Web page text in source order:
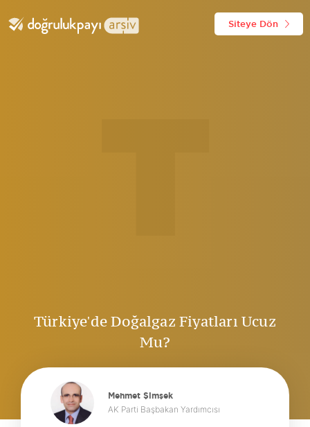
Siteye Dön
Türkiye'de Doğalgaz Fiyatları Ucuz
Mu?
Mehmet Şimşek
AK Parti Başbakan Yardımcısı